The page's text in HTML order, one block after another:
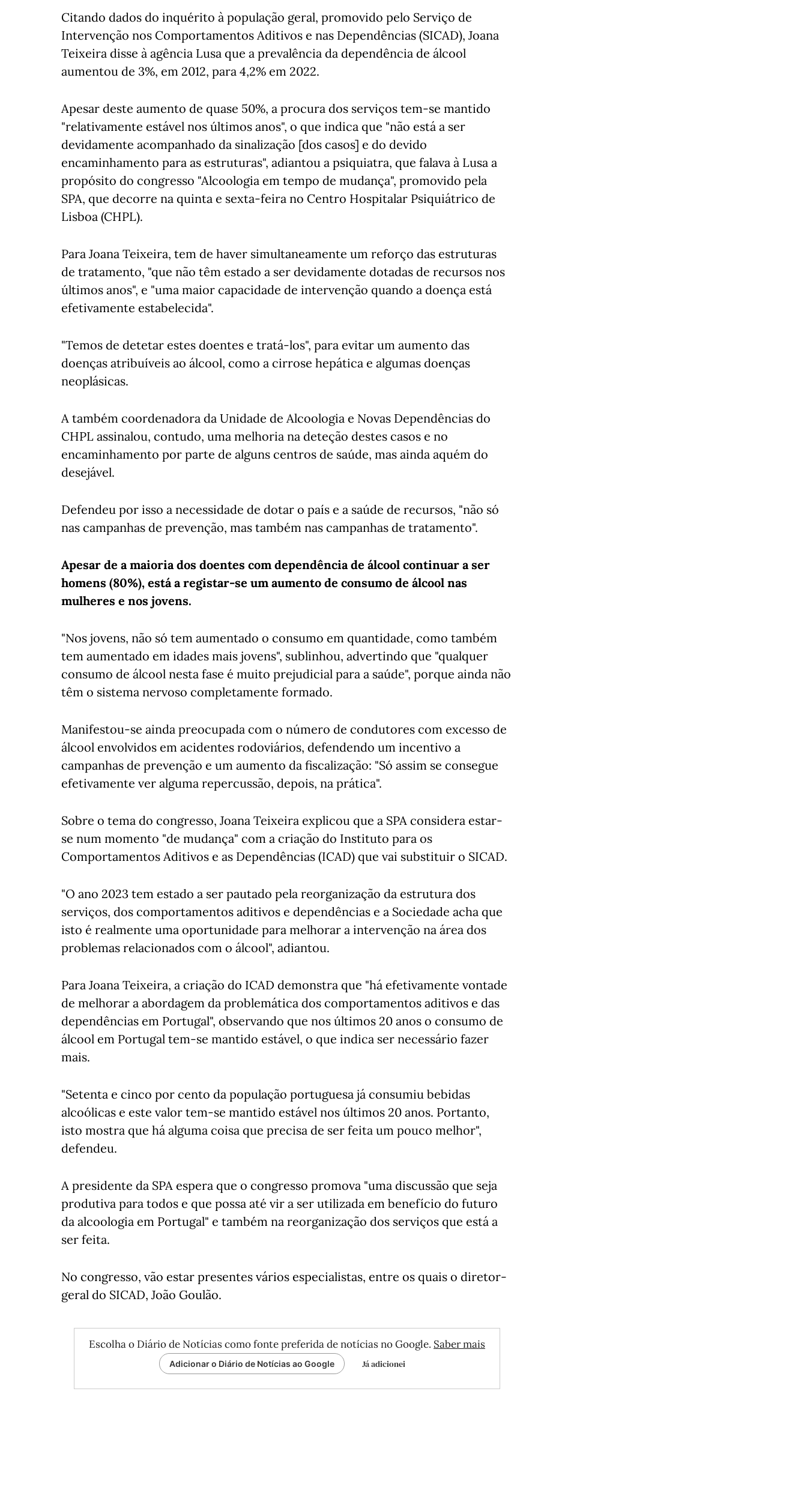
Citando dados do inquérito à população geral, promovido pelo Serviço de
Intervenção nos Comportamentos Aditivos e nas Dependências (SICAD), Joana
Teixeira disse à agência Lusa que a prevalência da dependência de álcool
aumentou de 3%, em 2012, para 4,2% em 2022.
Apesar deste aumento de quase 50%, a procura dos serviços tem-se mantido
"relativamente estável nos últimos anos", o que indica que "não está a ser
devidamente acompanhado da sinalização [dos casos] e do devido
encaminhamento para as estruturas", adiantou a psiquiatra, que falava à Lusa a
propósito do congresso "Alcoologia em tempo de mudança", promovido pela
SPA, que decorre na quinta e sexta-feira no Centro Hospitalar Psiquiátrico de
Lisboa (CHPL).
Para Joana Teixeira, tem de haver simultaneamente um reforço das estruturas
de tratamento, "que não têm estado a ser devidamente dotadas de recursos nos
últimos anos", e "uma maior capacidade de intervenção quando a doença está
efetivamente estabelecida".
"Temos de detetar estes doentes e tratá-los", para evitar um aumento das
doenças atribuíveis ao álcool, como a cirrose hepática e algumas doenças
neoplásicas.
A também coordenadora da Unidade de Alcoologia e Novas Dependências do
CHPL assinalou, contudo, uma melhoria na deteção destes casos e no
encaminhamento por parte de alguns centros de saúde, mas ainda aquém do
desejável.
Defendeu por isso a necessidade de dotar o país e a saúde de recursos, "não só
nas campanhas de prevenção, mas também nas campanhas de tratamento".
Apesar de a maioria dos doentes com dependência de álcool continuar a ser
homens (80%), está a registar-se um aumento de consumo de álcool nas
mulheres e nos jovens.
"Nos jovens, não só tem aumentado o consumo em quantidade, como também
tem aumentado em idades mais jovens", sublinhou, advertindo que "qualquer
consumo de álcool nesta fase é muito prejudicial para a saúde", porque ainda não
têm o sistema nervoso completamente formado.
Manifestou-se ainda preocupada com o número de condutores com excesso de
álcool envolvidos em acidentes rodoviários, defendendo um incentivo a
campanhas de prevenção e um aumento da fiscalização: "Só assim se consegue
efetivamente ver alguma repercussão, depois, na prática".
Sobre o tema do congresso, Joana Teixeira explicou que a SPA considera estar-
se num momento "de mudança" com a criação do Instituto para os
Comportamentos Aditivos e as Dependências (ICAD) que vai substituir o SICAD.
"O ano 2023 tem estado a ser pautado pela reorganização da estrutura dos
serviços, dos comportamentos aditivos e dependências e a Sociedade acha que
isto é realmente uma oportunidade para melhorar a intervenção na área dos
problemas relacionados com o álcool", adiantou.
Para Joana Teixeira, a criação do ICAD demonstra que "há efetivamente vontade
de melhorar a abordagem da problemática dos comportamentos aditivos e das
dependências em Portugal", observando que nos últimos 20 anos o consumo de
álcool em Portugal tem-se mantido estável, o que indica ser necessário fazer
mais.
"Setenta e cinco por cento da população portuguesa já consumiu bebidas
alcoólicas e este valor tem-se mantido estável nos últimos 20 anos. Portanto,
isto mostra que há alguma coisa que precisa de ser feita um pouco melhor",
defendeu.
A presidente da SPA espera que o congresso promova "uma discussão que seja
produtiva para todos e que possa até vir a ser utilizada em benefício do futuro
da alcoologia em Portugal" e também na reorganização dos serviços que está a
ser feita.
No congresso, vão estar presentes vários especialistas, entre os quais o diretor-
geral do SICAD, João Goulão.
Escolha o Diário de Notícias como fonte preferida de notícias no Google. Saber mais
Adicionar o Diário de Notícias ao Google Já adicionei